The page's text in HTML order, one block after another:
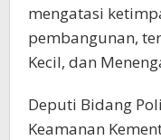
mengatasi
pembangunan,
Kecil, dan
Deputi Bidang
Keamanan